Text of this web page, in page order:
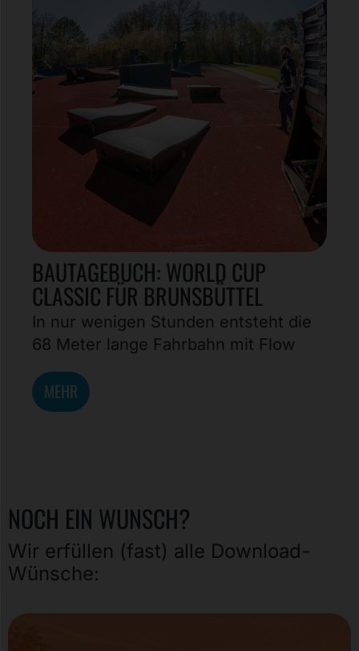
BAUTAGEBUCH: WORLD CUP
CLASSIC FÜR BRUNSBÜTTEL
In nur wenigen Stunden entsteht die
68 Meter lange Fahrbahn mit Flow
MEHR
NOCH EIN WUNSCH?
Wir erfüllen (fast) alle Download-
Wünsche: